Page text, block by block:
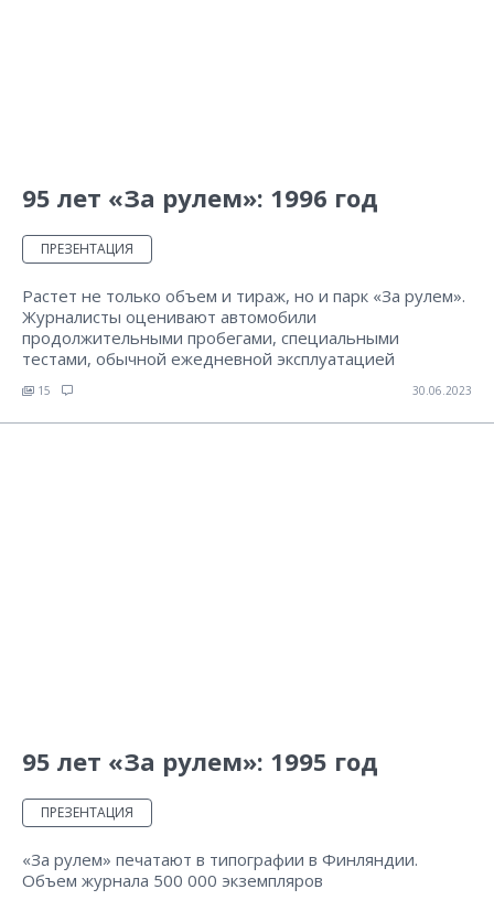
95 лет «За рулем»: 1996 год
ПРЕЗЕНТАЦИЯ
Растет не только объем и тираж, но и парк «За рулем».
Журналисты оценивают автомобили
продолжительными пробегами, специальными
тестами, обычной ежедневной эксплуатацией
15 30.06.2023
95 лет «За рулем»: 1995 год
ПРЕЗЕНТАЦИЯ
«За рулем» печатают в типографии в Финляндии.
Объем журнала 500 000 экземпляров